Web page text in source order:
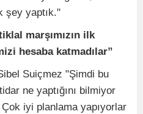
şey yaptık."
marşımızın ilk
hesaba katmadılar”
Suiçmez "Şimdi bu
ne yaptığını bilmiyor
iyi planlama yapıyorlar